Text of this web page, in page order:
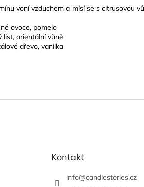
voní vzduchem a mísí se s citrusovou
ovoce, pomelo
list, orientální vůně
dřevo, vanilka
Kontakt
info@candlestories.cz